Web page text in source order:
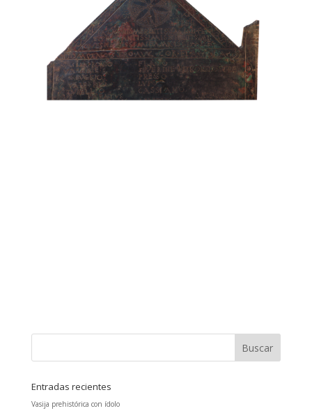
Entradas recientes
Vasija prehistórica con ídolo